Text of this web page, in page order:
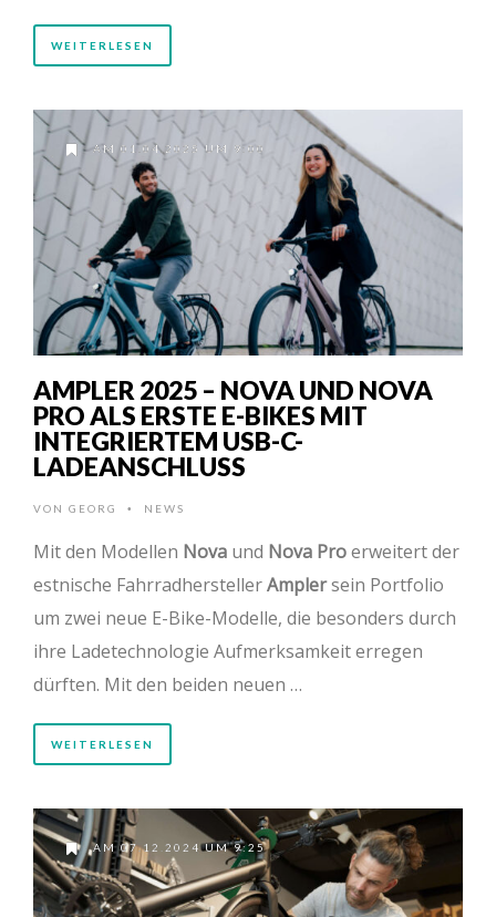
WEITERLESEN
AM 01.04.2025 UM 9:00
AMPLER 2025 – NOVA UND NOVA
PRO ALS ERSTE E-BIKES MIT
INTEGRIERTEM USB-C-
LADEANSCHLUSS
VON GEORG • NEWS
Mit den Modellen Nova und Nova Proerweitert der
estnische FahrradherstellerAmplersein Portfolio
um zwei neue E-Bike-Modelle, die besonders durch
ihre Ladetechnologie Aufmerksamkeit erregen
dürften. Mit den beiden neuen …
WEITERLESEN
AM 07.12.2024 UM 9:25